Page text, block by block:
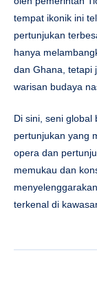
tempat ikonik ini
pertunjukan
hanya
dan Ghana, tetapi
warisan budaya
Di sini, seni global
pertunjukan yang
opera dan
memukau dan
terkenal di